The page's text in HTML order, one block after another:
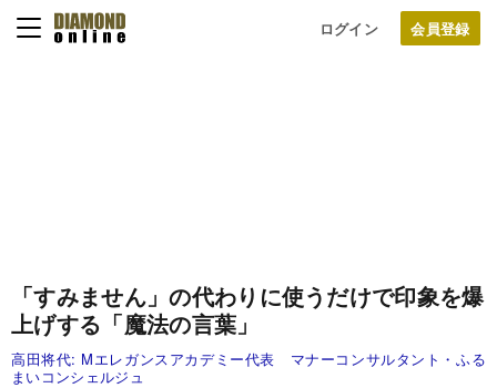
ログイン
「すみません」の代わりに使うだけで印象を爆
上げする「魔法の言葉」
高田将代: Mエレガンスアカデミー代表 マナーコンサルタント・ふる
まいコンシェルジュ